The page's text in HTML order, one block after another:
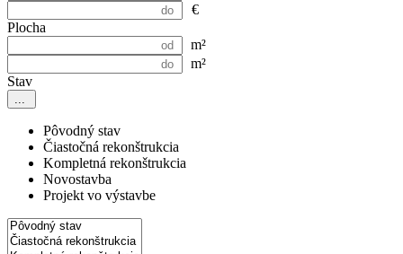
€
Plocha
m²
m²
Stav
Pôvodný stav
Čiastočná rekonštrukcia
Kompletná rekonštrukcia
Novostavba
Projekt vo výstavbe